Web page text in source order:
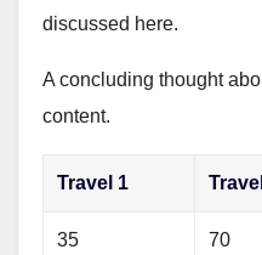
discussed here.
A concluding thought
content.
Travel 1
35 70